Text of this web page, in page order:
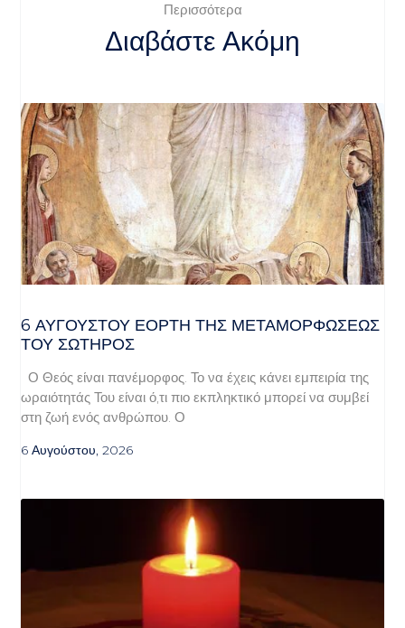
Περισσότερα
Διαβάστε Ακόμη
6 ΑΥΓΟΥΣΤΟΥ ΕΟΡΤΗ ΤΗΣ ΜΕΤΑΜΟΡΦΩΣΕΩΣ
ΤΟΥ ΣΩΤΗΡΟΣ
Ο Θεός είναι πανέμορφος. Το να έχεις κάνει εμπειρία της
ωραιότητάς Του είναι ό,τι πιο εκπληκτικό μπορεί να συμβεί
στη ζωή ενός ανθρώπου. Ο
6 Αυγούστου, 2026